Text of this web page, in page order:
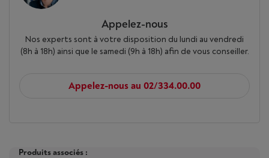
Appelez-nous
Nos experts sont à votre disposition du lundi au vendredi
(8h à 18h) ainsi que le samedi (9h à 18h) afin de vous conseiller.
Appelez-nous au 02/334.00.00
Produits associés :